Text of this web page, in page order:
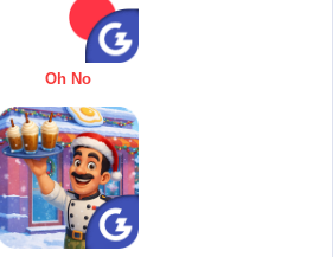
Oh No